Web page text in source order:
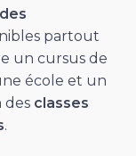
partout
un cursus de
école et un
des classes
.